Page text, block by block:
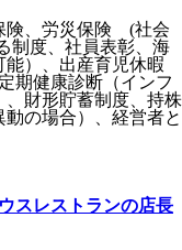
険、労災保険 (社会
制度、社員表彰、海
）、出産育児休暇
期健康診断（インフ
財形貯蓄制度、持株
の場合）、経営者と
スレストランの店長